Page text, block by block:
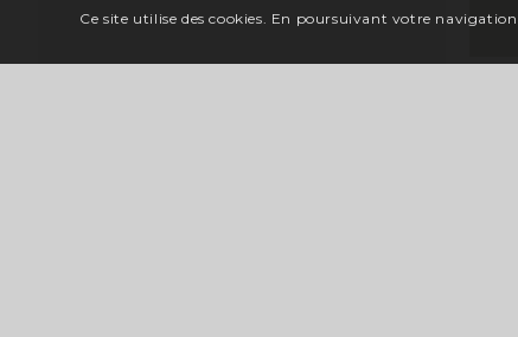
Ce site utilise des cookies. En poursuivant votre